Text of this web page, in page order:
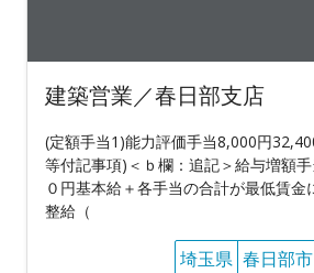
建築営業／春日部支店
(定額手当1)能力評価手当8,000円
等付記事項)＜ｂ欄：追記＞給与増額
０円基本給＋各手当の合計が最低賃金
整給（
埼玉県 春日部市